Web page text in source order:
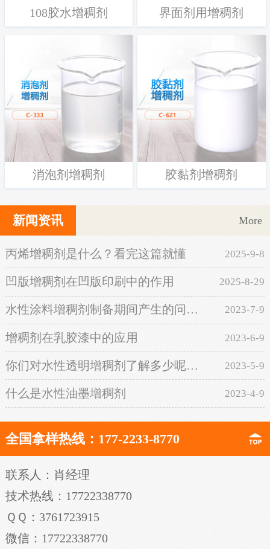
108胶水增稠剂 界面剂用增稠剂
消泡剂增稠剂 胶黏剂增稠剂
新闻资讯 More
丙烯增稠剂是什么？看完这篇就懂 2025-9-8
凹版增稠剂在凹版印刷中的作用​ 2025-8-29
水性涂料增稠剂制备期间产生的问题如何解决 2023-7-9
增稠剂在乳胶漆中的应用 2023-6-9
你们对水性透明增稠剂了解多少呢？看厂家如何诠释 2023-5-9
什么是水性油墨增稠剂 2023-4-9
全国拿样热线：177-2233-8770
联系人：肖经理
技术热线：17722338770
ＱＱ：3761723915
微信：17722338770